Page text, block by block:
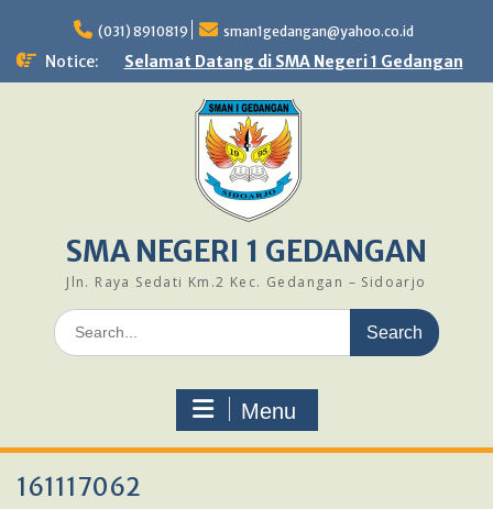
content
(031) 8910819 sman1gedangan@yahoo.co.id
Notice: Selamat Datang di SMA Negeri 1 Gedangan
SMA NEGERI 1 GEDANGAN
Jln. Raya Sedati Km.2 Kec. Gedangan – Sidoarjo
Search
for:
Menu
161117062